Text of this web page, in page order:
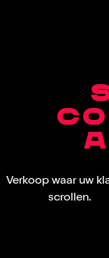
Verkoop waar uw
scrollen.